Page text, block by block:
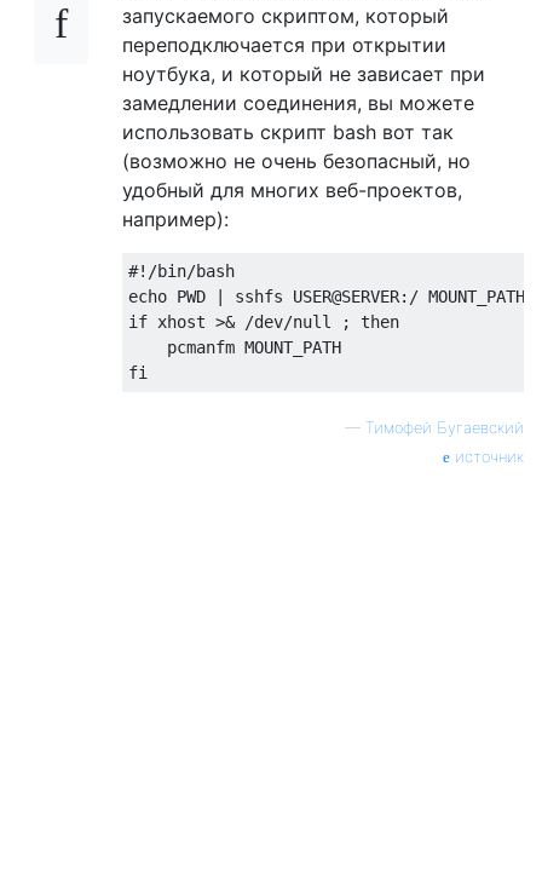
запускаемого скриптом, который
переподключается при открытии
ноутбука, и который не зависает при
замедлении соединения, вы можете
использовать скрипт bash вот так
(возможно не очень безопасный, но
удобный для многих веб-проектов,
например):
#!/bin/bash
echo PWD | sshfs USER@SERVER:/
if xhost >& /dev/null ; then
    pcmanfm MOUNT_PATH
— Тимофей Бугаевский
источник